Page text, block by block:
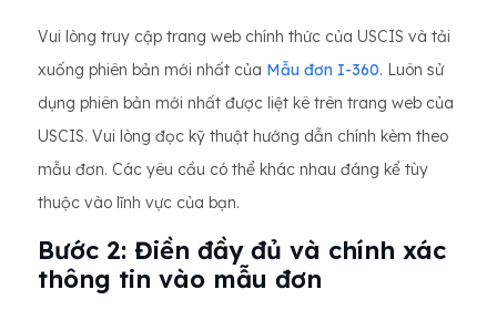
Vui lòng truy cập trang web chính thức của USCIS và tải
xuống phiên bản mới nhất của Mẫu đơn I-360. Luôn sử
dụng phiên bản mới nhất được liệt kê trên trang web của
USCIS. Vui lòng đọc kỹ thuật hướng dẫn chính kèm theo
mẫu đơn. Các yêu cầu có thể khác nhau đáng kể tùy
thuộc vào lĩnh vực của bạn.
Bước 2: Điền đầy đủ và chính xác
thông tin vào mẫu đơn